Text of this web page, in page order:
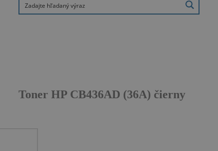
Toner HP CB436AD (36A) čierny